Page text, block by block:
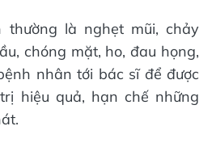
thường là nghẹt mũi, chảy
chóng mặt, ho, đau họng,
nhân tới bác sĩ để được
hiệu quả, hạn chế những